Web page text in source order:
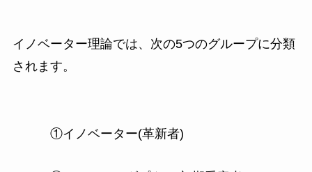
イノベーター理論では、次の5つのグループに分類
されます。
①イノベーター(革新者)